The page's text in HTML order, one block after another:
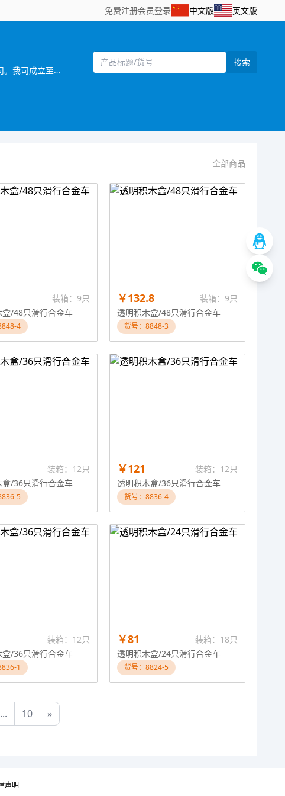
免费注册会员登录 中文版 英文版
[主营]： 汕头市骅腾玩具有限公司座落于中国玩具礼品城——广东澄海市。是一家集生产、贸易、服务于一体的玩具公司。我司成立至今，业务持续发展 ；并稳步上升，产品远销世界各地及中国大陆。并高度保持产品的更新。公司拥有一批优秀的专业人才，能为客户提供各种满意的服务。我司遵守欧盟WEEE和ROHS的有关指令要求，符合3C认证、EN71欧洲玩具安全标准等规定，替客户严把质量关，力求把高质量的产品送到客户手中。骅腾玩具有限公司依靠不断追求技术创新、营销创新、管理创新、以市场、科技为导向，稳扎稳打，实现了稳步发展，规模不断扩大，凭借良好的信誉与雄厚的实力，得到客户的一致肯定。骅腾玩具有限公司欢迎海内外客商到我网站浏览、查询、订购；欢迎到公司展厅直接选购！公司秉承"让客户得到满意的产品，有竞争力的价格"为宗旨，竭诚希望与各海内外客户建立长期友好的合作关系。互惠互利，携手共创辉煌明天!
搜索
全部商品
装箱：9只
盒/48只滑行合金车
4
￥132.8
装箱：9只
透明积木盒/48只滑行合金车
货号：8848-3
装箱：12只
盒/36只滑行合金车
5
￥121
装箱：12只
透明积木盒/36只滑行合金车
货号：8836-4
装箱：12只
盒/36只滑行合金车
1
￥81
装箱：18只
透明积木盒/24只滑行合金车
货号：8824-5
... 10 »
声明